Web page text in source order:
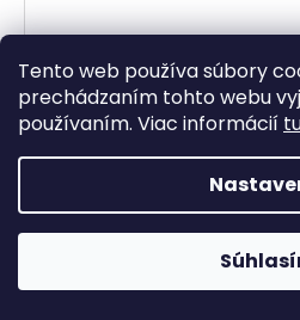
Tento web používa súbory
prechádzaním tohto webu
používaním. Viac informácií
sivá, KA-K2081
24(1 ks)
154,80 €